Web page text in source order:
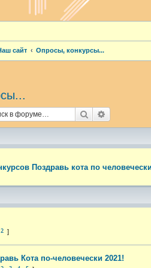
сайт Опросы, конкурсы...
Поиск
Поздравь кота по
2
Кота по-человечески 2021!